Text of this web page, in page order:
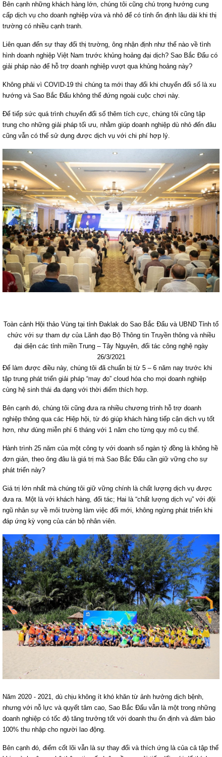
Bên cạnh những khách hàng lớn, chúng tôi cũng chú trọng hướng cung
cấp dịch vụ cho doanh nghiệp vừa và nhỏ để có tính ổn định lâu dài khi thị
trường có nhiều cạnh tranh.
Liên quan đến sự thay đổi thị trường, ông nhận định như thế nào về tình
hình doanh nghiệp Việt Nam trước khủng hoảng đại dịch? Sao Bắc Đẩu có
giải pháp nào để hỗ trợ doanh nghiệp vượt qua khủng hoảng này?
Không phải vì COVID-19 thì chúng ta mới thay đổi khi chuyển đổi số là xu
hướng và Sao Bắc Đẩu không thể đứng ngoài cuộc chơi này.
Để tiếp sức quá trình chuyển đổi số thêm tích cực, chúng tôi cũng tập
trung cho những giải pháp tối ưu, nhằm giúp doanh nghiệp dù nhỏ đến đâu
cũng vẫn có thể sử dụng được dịch vụ với chi phí hợp lý.
Toàn cảnh Hội thảo Vùng tại tỉnh Đaklak do Sao Bắc Đẩu và UBND Tỉnh tổ
chức với sự tham dự của Lãnh đạo Bộ Thông tin Truyền thông và nhiều
đại diện các tỉnh miền Trung – Tây Nguyên, đối tác công nghệ ngày
26/3/2021
Để làm được điều này, chúng tôi đã chuẩn bị từ 5 – 6 năm nay trước khi
tập trung phát triển giải pháp “may đo” cloud hóa cho mọi doanh nghiệp
cùng hệ sinh thái đa dạng với thời điểm thích hợp.
Bên cạnh đó, chúng tôi cũng đưa ra nhiều chương trình hỗ trợ doanh
nghiệp thông qua các Hiệp hội, từ đó giúp khách hàng tiếp cận dịch vụ tốt
hơn, như dùng miễn phí 6 tháng với 1 năm cho từng quy mô cụ thể.
Hành trình 25 năm của một công ty với doanh số ngàn tỷ đồng là không hề
đơn giản, theo ông đâu là giá trị mà Sao Bắc Đẩu cần giữ vững cho sự
phát triển này?
Giá trị lớn nhất mà chúng tôi giữ vững chính là chất lượng dịch vụ được
đưa ra. Một là với khách hàng, đối tác; Hai là “chất lượng dịch vụ” với đội
ngũ nhân sự về môi trường làm việc đổi mới, không ngừng phát triển khi
đáp ứng kỳ vọng của cán bộ nhân viên.
Năm 2020 - 2021, dù chịu không ít khó khăn từ ảnh hưởng dịch bệnh,
nhưng với nỗ lực và quyết tâm cao, Sao Bắc Đẩu vẫn là một trong những
doanh nghiệp có tốc độ tăng trưởng tốt với doanh thu ổn định và đảm bảo
100% thu nhập cho người lao động.
Bên cạnh đó, điểm cốt lõi vẫn là sự thay đổi và thích ứng là của cả tập thể